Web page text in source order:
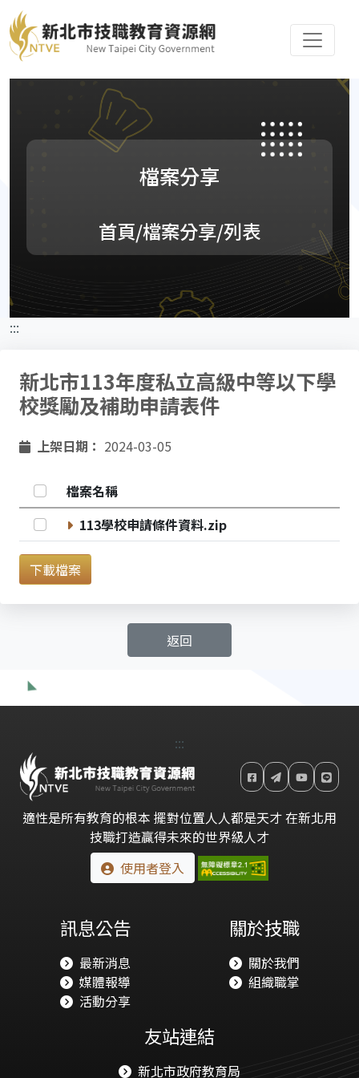
檔案分享
首頁/檔案分享/列表
:::
新北市113年度私立高級中等以下學
校獎勵及補助申請表件
上架日期： 2024-03-05
全選檔案名稱
選取 113學校申請條件資料.zip
113學校申請條件資料.zip
下載檔案
返回
:::
適性是所有教育的根本 擺對位置人人都是天才 在新北用
技職打造贏得未來的世界級人才
使用者登入
訊息公告
最新消息
媒體報導
活動分享
關於技職
關於我們
組織職掌
友站連結
新北市政府教育局